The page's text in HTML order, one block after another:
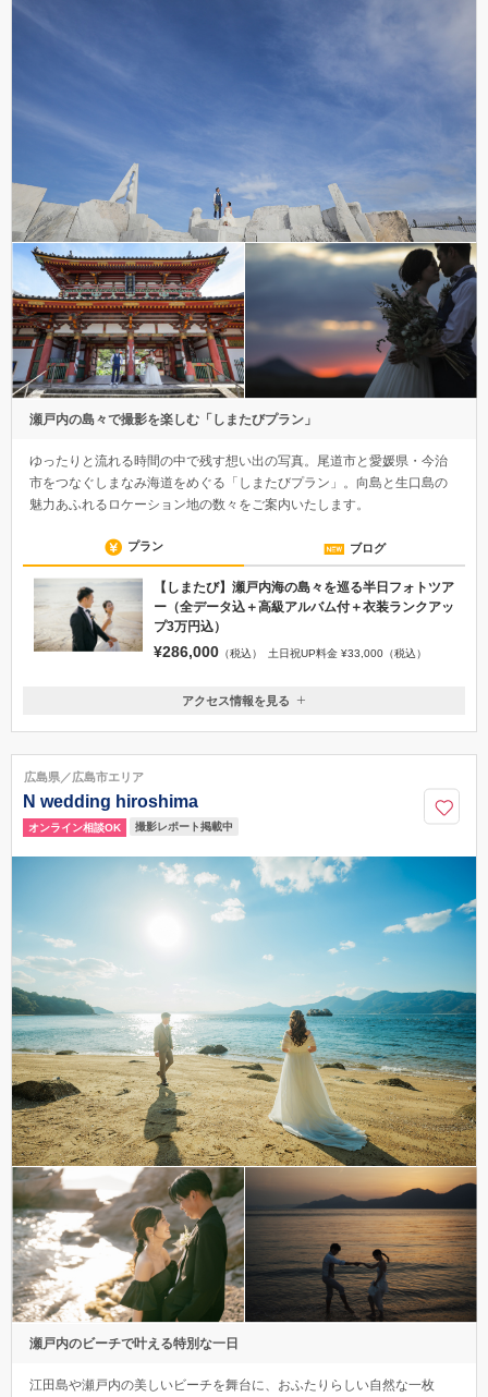
瀬戸内の島々で撮影を楽しむ「しまたびプラン」
ゆったりと流れる時間の中で残す想い出の写真。尾道市と愛媛県・今治
市をつなぐしまなみ海道をめぐる「しまたびプラン」。向島と生口島の
魅力あふれるロケーション地の数々をご案内いたします。
プラン ブログ
【しまたび】瀬戸内海の島々を巡る半日フォトツア
ー（全データ込＋高級アルバム付＋衣装ランクアッ
プ3万円込）
¥286,000 （税込） 土日祝UP料金 ¥33,000（税込）
広島県広島市中区基町6-78 基町クレド・パセーラ3F
082-502-3551
アクセス情報を見る
広島県／広島市エリア
N wedding hiroshima
オンライン相談OK 撮影レポート掲載中
瀬戸内のビーチで叶える特別な一日
江田島や瀬戸内の美しいビーチを舞台に、おふたりらしい自然な一枚